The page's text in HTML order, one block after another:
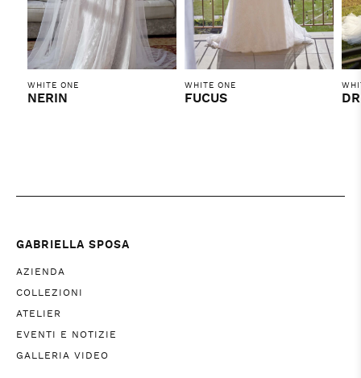
WHITE ONE
NERIN
WHITE ONE
FUCUS
GABRIELLA SPOSA
AZIENDA
COLLEZIONI
ATELIER
EVENTI E NOTIZIE
GALLERIA VIDEO